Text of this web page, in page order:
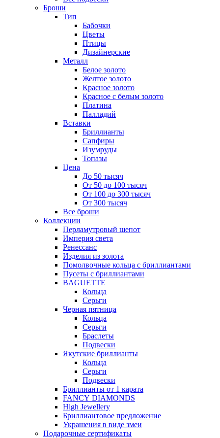
Броши
Тип
Бабочки
Цветы
Птицы
Дизайнерские
Металл
Белое золото
Желтое золото
Красное золото
Красное с белым золото
Платина
Палладий
Вставки
Бриллианты
Сапфиры
Изумруды
Топазы
Цена
До 50 тысяч
От 50 до 100 тысяч
От 100 до 300 тысяч
От 300 тысяч
Все броши
Коллекции
Перламутровый шепот
Империя света
Ренессанс
Изделия из золота
Помолвочные кольца с бриллиантами
Пусеты с бриллиантами
BAGUETTE
Кольца
Серьги
Черная пятница
Кольца
Серьги
Браслеты
Подвески
Якутские бриллианты
Кольца
Серьги
Подвески
Бриллианты от 1 карата
FANCY DIAMONDS
High Jewellery
Бриллиантовое предложение
Украшения в виде змеи
Подарочные сертификаты